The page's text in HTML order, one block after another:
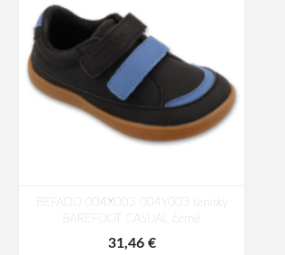
BEFADO 004X003 004Y003 tenisky
BAREFOOT CASUAL černé
31,46 €